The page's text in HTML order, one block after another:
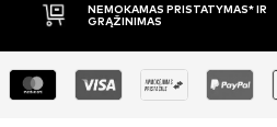
NEMOKAMAS PRISTATYMAS* IR
GRĄŽINIMAS